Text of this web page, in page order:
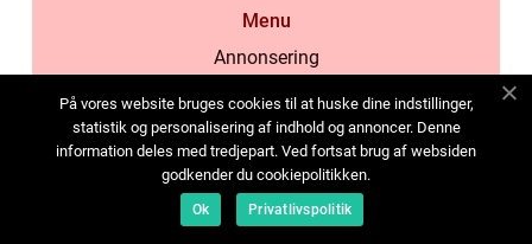
Menu
Annonsering
Cookies
Kontakta oss
Sitemap
På vores website bruges cookies til at huske dine indstillinger,
statistik og personalisering af indhold og annoncer. Denne
information deles med tredjepart. Ved fortsat brug af websiden
godkender du cookiepolitikken.
Ok Privatlivspolitik